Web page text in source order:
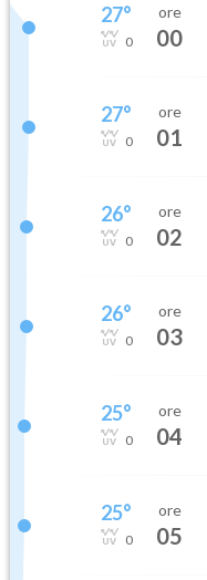
27°
0
ore
00
27°
0
ore
01
26°
0
ore
02
26°
0
ore
03
25°
0
ore
04
25°
0
ore
05